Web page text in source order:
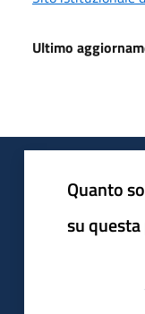
Ultimo
Quanto
su